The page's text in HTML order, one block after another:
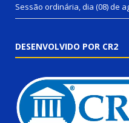
Sessão ordinária, dia (08) de
DESENVOLVIDO POR CR2